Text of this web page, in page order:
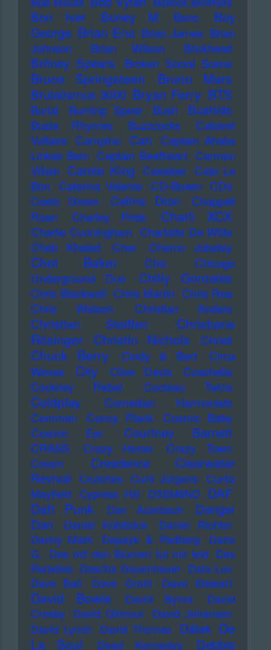
Bon Iver Boney M Bono
Boy
George Brian Eno Brian James Brian
Johnson
Brian Wilson Brickhead
Britney Spears Broken Social Scene
Bruce Springsteen Bruno Mars
Brutalismus 3000 Bryan Ferry BTS
Burial Burning Spear Bush Bushido
Busta Rhymes Buzzcocks
Cabaret
Voltaire Campino Can
Captain Ahabs
Linkes Bein Captain Beefheart Carmen
Villain Carole King Cassiber Cate Le
Bon
Caterina Valente CD-Boxen
CDs
Ceelo Green
Celine Dion
Chappell
Roan
Charley Pride Charli XCX
Charlie Cunningham Charlotte De Witte
Cheb Khaled
Cher Cherno Jobatey
Chet Baker Chic
Chicago
Underground Duo
Chilly Gonzales
Chris Blackwell Chris Martin Chris Rea
Chris Watson
Christian Anders
Christian Steiffen
Christiane
Rösinger
Christin Nichols Christl
Chuck Berry Cindy & Bert
Circa
Waves
City Clive Davis
Coachella
Cockney Rebel
Cocteau Twins
Coldplay
Comedian Harmonists
Common
Conny Plank
Cosmic Baby
Cosmic Ear
Courtney Barnett
CRASS Crazy Horse Crazy Town
Cream
Creedence Clearwater
Revival
Crutches Curd Jürgens Curtis
Mayfield Cypress Hill D3SM6ND DAF
Daft Punk Dan Auerbach
Danger
Dan
Daniel Küblböck
Daniel Richter
Danny Mark
Dapayk & Padberg
Dario
G. Das mit den Blumen tut mir leid Das
Paradies Dascha Dauenhauer Data Luv
Dave Ball
Dave Grohl Dave Stewart
David Bowie David Byrne
David
Crosby David Gilmour David Johansen
David Lynch David Thomas Dälek De
La Soul
Dead Kennedys
Debbie